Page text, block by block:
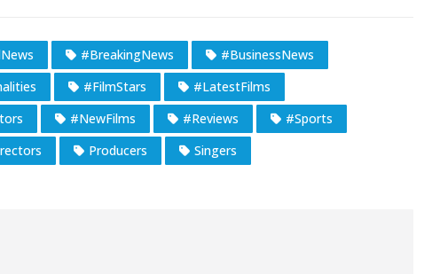
#BreakingNews
#BusinessNews
#FilmStars
#LatestFilms
#NewFilms #Reviews
#Sports
Producers Singers